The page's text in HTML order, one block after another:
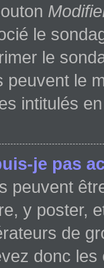
le
le
peuvent le
intitulés
je pas
peuvent
y poster,
de
donc les